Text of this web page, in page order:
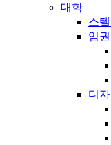
대학
스
임
디